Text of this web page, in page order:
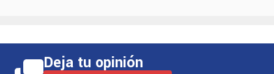
Deja tu opinión